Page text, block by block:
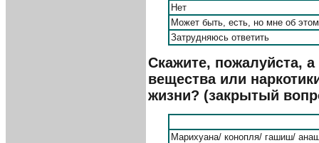
Нет
Может быть, есть, но мне об этом
Затрудняюсь ответить
Скажите, пожалуйста,
вещества или
жизни? (закрытый
Марихуана/ конопля/ гашиш/